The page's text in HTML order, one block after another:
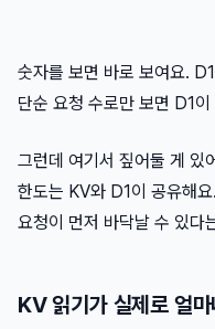
숫자를 보면 바로 보여요.
단순 요청 수로만 보면 D1
그런데 여기서 짚어둘 게
한도는 KV와 D1이 공유해
요청이 먼저 바닥날 수 있다
KV 읽기가 실제로 얼